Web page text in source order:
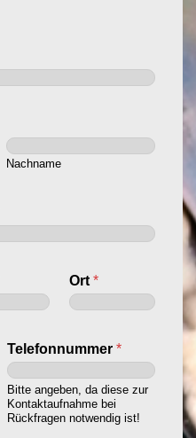
Nachname
Ort *
Telefonnummer *
Bitte angeben, da diese zur
Kontaktaufnahme bei
Rückfragen notwendig ist!